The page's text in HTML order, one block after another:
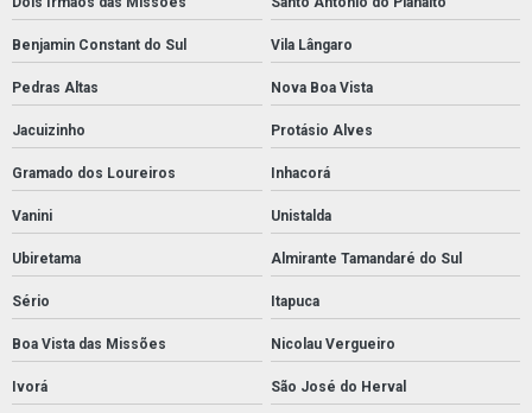
Benjamin Constant do Sul Vila Lângaro
Pedras Altas Nova Boa Vista
Jacuizinho Protásio Alves
Gramado dos Loureiros Inhacorá
Vanini Unistalda
Ubiretama Almirante Tamandaré do Sul
Sério Itapuca
Boa Vista das Missões Nicolau Vergueiro
Ivorá São José do Herval